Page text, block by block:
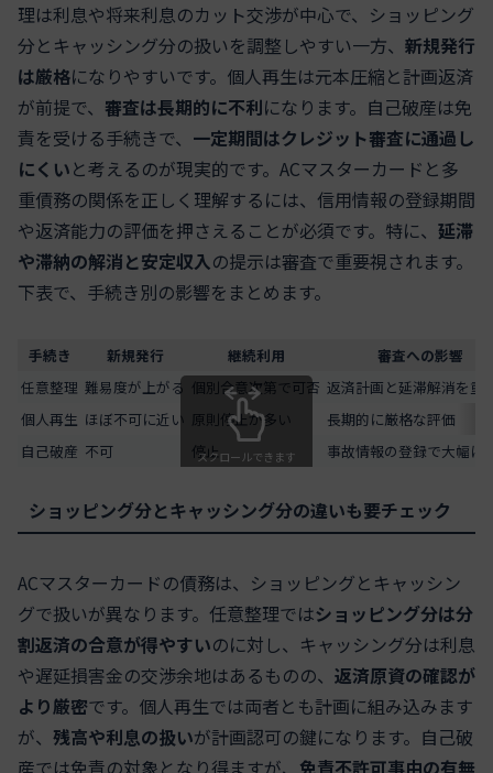
理は利息や将来利息のカット交渉が中心で、ショッピング
分とキャッシング分の扱いを調整しやすい一方、 新規発行
は厳格になりやすいです。個人再生は元本圧縮と計画返済
が前提で、 審査は長期的に不利になります。自己破産は免
責を受ける手続きで、 一定期間はクレジット審査に通過し
にくいと考えるのが現実的です。ACマスターカードと多
重債務の関係を正しく理解するには、信用情報の登録期間
や返済能力の評価を押さえることが必須です。特に、 延滞
や滞納の解消と安定収入の提示は審査で重要視されます。
下表で、手続き別の影響をまとめます。
手続き 新規発行 継続利用
審査への影響
任意整理 難易度が上がる 個別合意次第で可否 返済計画と延滞解消を重
個人再生 ほぼ不可に近い 原則停止が多い
長期的に厳格な評価
自己破産 不可 停止 事故情報の登録で大幅に
スクロールできます
ショッピング分とキャッシング分の違いも要チェック
ACマスターカードの債務は、ショッピングとキャッシン
グで扱いが異なります。任意整理ではショッピング分は分
割返済の合意が得やすいのに対し、キャッシング分は利息
や遅延損害金の交渉余地はあるものの、 返済原資の確認が
より厳密です。個人再生では両者とも計画に組み込みます
が、 残高や利息の扱いが計画認可の鍵になります。自己破
産では免責の対象となり得ますが、 免責不許可事由の有無